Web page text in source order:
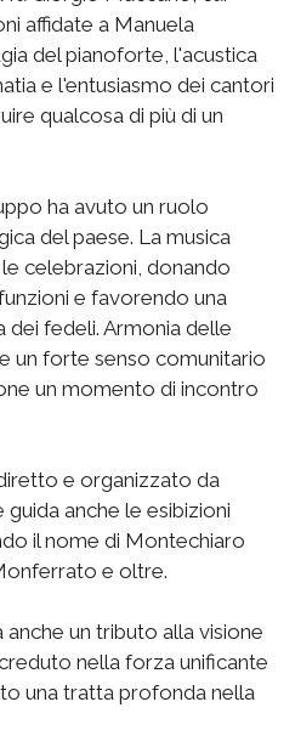
affidate a Manuela
del pianoforte, l'acustica
e l'entusiasmo dei cantori
qualcosa di più di un
ha avuto un ruolo
del paese. La musica
celebrazioni, donando
e favorendo una
dei fedeli. Armonia delle
un forte senso comunitario
un momento di incontro
e organizzato da
anche le esibizioni
il nome di Montechiaro
e oltre.
un tributo alla visione
nella forza unificante
una tratta profonda nella